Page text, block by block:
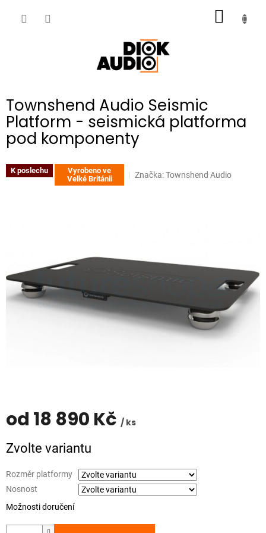
Townshend Audio Seismic
Platform - seismická platforma
pod komponenty
K poslechu
Vyrobeno ve
Velké Británii
Značka:Townshend Audio
od 18 890 Kč / ks
cena:
Zvolte variantu
Rozměr platformy
Nosnost
Možnosti doručení